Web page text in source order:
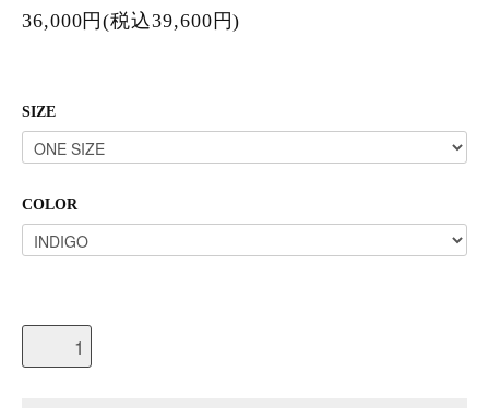
36,000円(税込39,600円)
SIZE
COLOR